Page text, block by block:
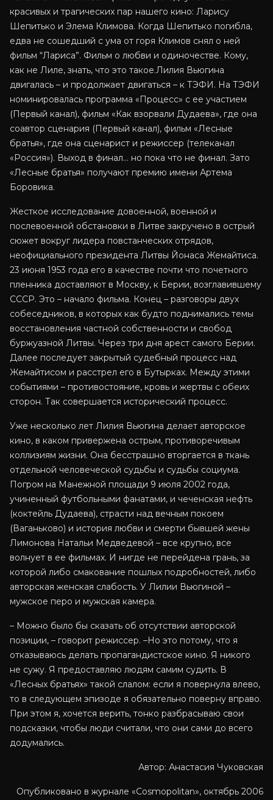
красивых и трагических пар нашего кино: Ларису
Шепитько и Элема Климова. Когда Шепитько погибла,
едва не сошедший с ума от горя Климов снял о ней
фильм “Лариса”. Фильм о любви и одиночестве. Кому,
как не Лиле, знать, что это такое.Лилия Вьюгина
двигалась – и продолжает двигаться – к ТЭФИ. На ТЭФИ
номинировалась программа «Процесс» с ее участием
(Первый канал), фильм «Как взорвали Дудаева», где она
соавтор сценария (Первый канал), фильм «Лесные
братья», где она сценарист и режиссер (телеканал
«Россия»). Выход в финал… но пока что не финал. Зато
«Лесные братья» получают премию имени Артема
Боровика.
Жесткое исследование довоенной, военной и
послевоенной обстановки в Литве закручено в острый
сюжет вокруг лидера повстанческих отрядов,
неофициального президента Литвы Йонаса Жемайтиса.
23 июня 1953 года его в качестве почти что почетного
пленника доставляют в Москву, к Берии, возглавившему
СССР. Это – начало фильма. Конец – разговоры двух
собеседников, в которых как будто поднимались темы
восстановления частной собственности и свобод
буржуазной Литвы. Через три дня арест самого Берии.
Далее последует закрытый судебный процесс над
Жемайтисом и расстрел его в Бутырках. Между этими
событиями – противостояние, кровь и жертвы с обеих
сторон. Так совершается исторический процесс.
Уже несколько лет Лилия Вьюгина делает авторское
кино, в каком привержена острым, противоречивым
коллизиям жизни. Она бесстрашно вторгается в ткань
отдельной человеческой судьбы и судьбы социума.
Погром на Манежной площади 9 июля 2002 года,
учиненный футбольными фанатами, и чеченская нефть
(коктейль Дудаева), страсти над вечным покоем
(Ваганьково) и история любви и смерти бывшей жены
Лимонова Натальи Медведевой – все крупно, все
волнует в ее фильмах. И нигде не перейдена грань, за
которой либо смакование пошлых подробностей, либо
авторская женская слабость. У Лилии Вьюгиной –
мужское перо и мужская камера.
– Можно было бы сказать об отсутствии авторской
позиции, – говорит режиссер. –Но это потому, что я
отказываюсь делать пропагандистское кино. Я никого
не сужу. Я предоставляю людям самим судить. В
«Лесных братьях» такой слалом: если я повернула влево,
то в следующем эпизоде я обязательно поверну вправо.
При этом я, хочется верить, тонко разбрасываю свои
подсказки, чтобы люди считали, что они сами до всего
додумались.
Автор: Анастасия Чуковская
Опубликовано в журнале «Cosmopolitan», октябрь 2006